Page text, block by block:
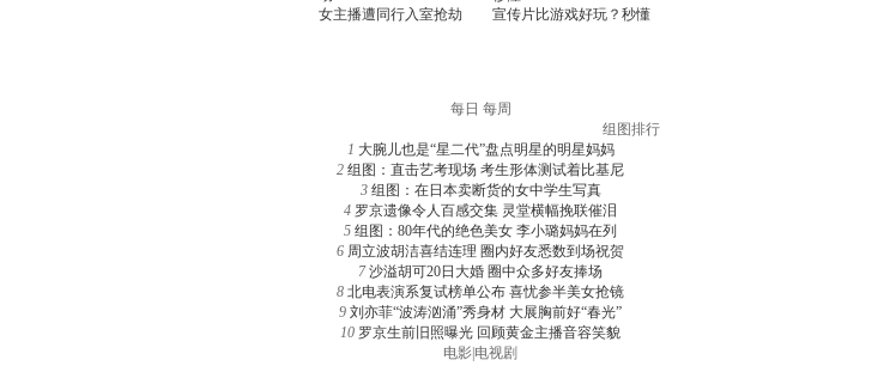
每日 每周
组图排行
1 大腕儿也是“星二代”盘点明星的明星妈妈
2 组图：直击艺考现场 考生形体测试着比基尼
3 组图：在日本卖断货的女中学生写真
4 罗京遗像令人百感交集 灵堂横幅挽联催泪
5 组图：80年代的绝色美女 李小璐妈妈在列
6 周立波胡洁喜结连理 圈内好友悉数到场祝贺
7 沙溢胡可20日大婚 圈中众多好友捧场
8 北电表演系复试榜单公布 喜忧参半美女抢镜
9 刘亦菲“波涛汹涌”秀身材 大展胸前好“春光”
10 罗京生前旧照曝光 回顾黄金主播音容笑貌
电影 电视剧